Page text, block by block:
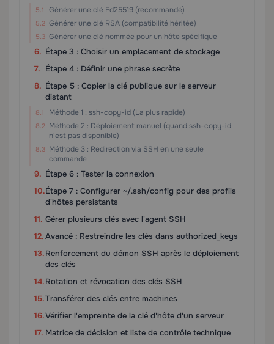
Générer une clé Ed25519 (recommandé)
Générer une clé RSA (compatibilité héritée)
Générer une clé nommée pour un hôte spécifique
Étape 3 : Choisir un emplacement de stockage
Étape 4 : Définir une phrase secrète
Étape 5 : Copier la clé publique sur le serveur
distant
Méthode 1 : ssh-copy-id (La plus rapide)
Méthode 2 : Déploiement manuel (quand ssh-copy-id
n'est pas disponible)
Méthode 3 : Redirection via SSH en une seule
commande
Étape 6 : Tester la connexion
Étape 7 : Configurer ~/.ssh/config pour des profils
d'hôtes persistants
Gérer plusieurs clés avec l'agent SSH
Avancé : Restreindre les clés dans authorized_keys
Renforcement du démon SSH après le déploiement
des clés
Rotation et révocation des clés SSH
Transférer des clés entre machines
Vérifier l'empreinte de la clé d'hôte d'un serveur
Matrice de décision et liste de contrôle technique